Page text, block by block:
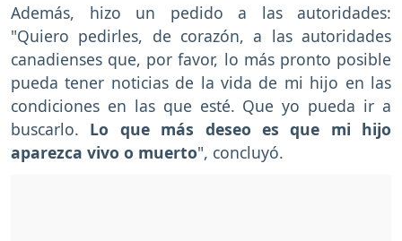
Además, hizo un pedido a las autoridades:
"Quiero pedirles, de corazón, a las autoridades
canadienses que, por favor, lo más pronto posible
pueda tener noticias de la vida de mi hijo en las
condiciones en las que esté. Que yo pueda ir a
buscarlo. Lo que más deseo es que mi hijo
aparezca vivo o muerto", concluyó.